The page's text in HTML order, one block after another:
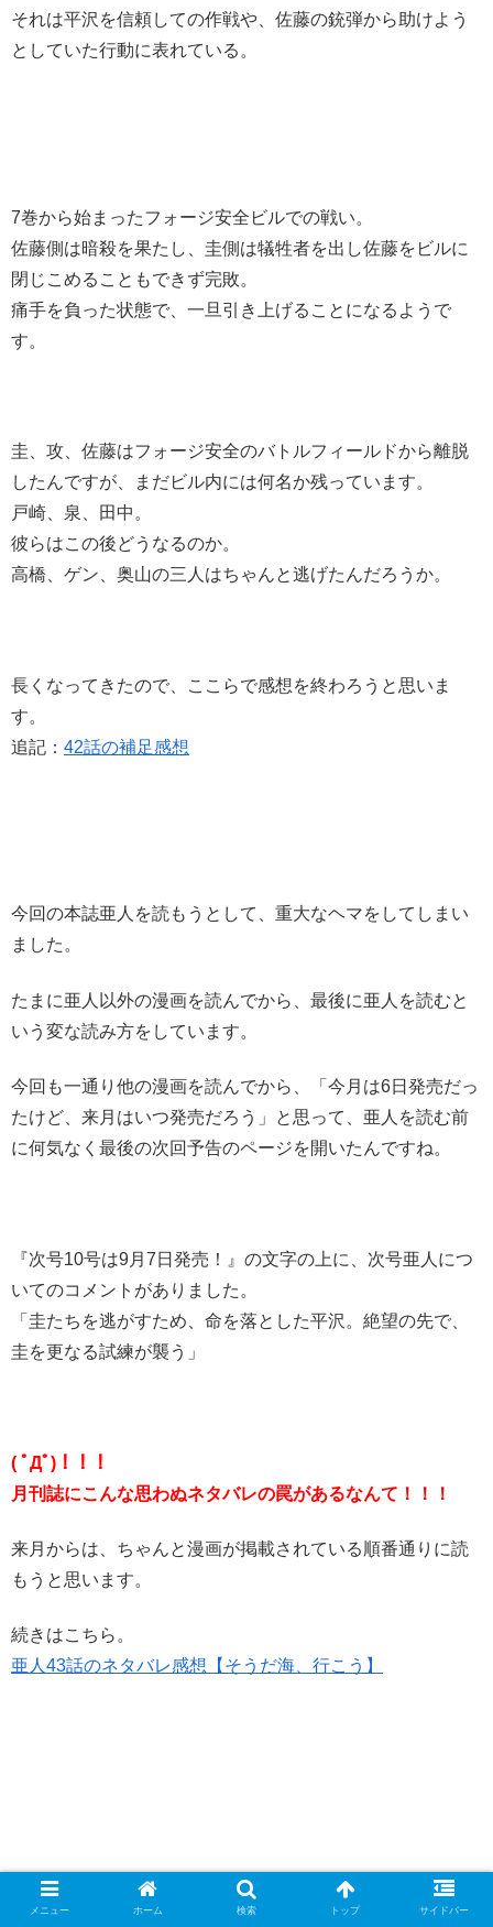
それは平沢を信頼しての作戦や、佐藤の銃弾から助けよう
としていた行動に表れている。
7巻から始まったフォージ安全ビルでの戦い。
佐藤側は暗殺を果たし、圭側は犠牲者を出し佐藤をビルに
閉じこめることもできず完敗。
痛手を負った状態で、一旦引き上げることになるようで
す。
圭、攻、佐藤はフォージ安全のバトルフィールドから離脱
したんですが、まだビル内には何名か残っています。
戸崎、泉、田中。
彼らはこの後どうなるのか。
高橋、ゲン、奥山の三人はちゃんと逃げたんだろうか。
長くなってきたので、ここらで感想を終わろうと思いま
す。
追記： 42話の補足感想
今回の本誌亜人を読もうとして、重大なヘマをしてしまい
ました。
たまに亜人以外の漫画を読んでから、最後に亜人を読むと
いう変な読み方をしています。
今回も一通り他の漫画を読んでから、「今月は6日発売だっ
たけど、来月はいつ発売だろう」と思って、亜人を読む前
に何気なく最後の次回予告のページを開いたんですね。
『次号10号は9月7日発売！』の文字の上に、次号亜人につ
いてのコメントがありました。
「圭たちを逃がすため、命を落とした平沢。絶望の先で、
圭を更なる試練が襲う」
( ﾟДﾟ)！！！
月刊誌にこんな思わぬネタバレの罠があるなんて！！！
来月からは、ちゃんと漫画が掲載されている順番通りに読
もうと思います。
続きはこちら。
亜人43話のネタバレ感想【そうだ海、行こう】
メニュー ホーム 検索 トップ サイドバー